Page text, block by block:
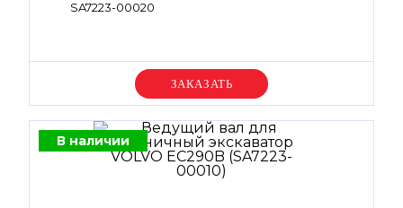
SA7223-00020
Уточняйте цену
В наличии